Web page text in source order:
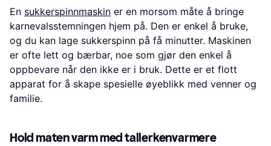
En sukkerspinnmaskin er en morsom måte å bringe
karnevalsstemningen hjem på. Den er enkel å bruke,
og du kan lage sukkerspinn på få minutter. Maskinen
er ofte lett og bærbar, noe som gjør den enkel å
oppbevare når den ikke er i bruk. Dette er et flott
apparat for å skape spesielle øyeblikk med venner og
familie.
Hold maten varm med tallerkenvarmere